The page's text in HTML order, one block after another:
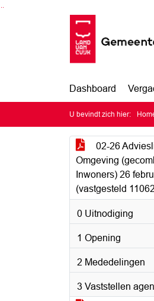
Ga naar de inhoud van deze pagina
Ga naar het zoeken
Ga naar het menu
Dashboard
U bevindt zich hier:
02-26
Omgeving
Inwoners) 26
(vastgesteld
0 Uitnodiging
1 Opening
2 Mededelingen
3 Vaststellen